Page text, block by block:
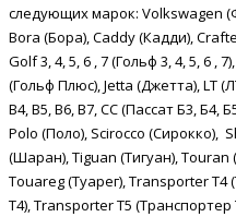
следующих марок: Volkswagen
Bora (Бора), Caddy (Кадди),
Golf 3, 4, 5, 6 , 7 (Гольф 3, 4, 5, 6 ,
(Гольф Плюс), Jetta (Джетта), LT
B4, B5, B6, B7, CC (Пассат Б3, Б4,
Polo (Поло), Scirocco (Сирокко),
(Шаран), Tiguan (Тигуан), Touran
Touareg (Туарег), Transporter T4
Т4), Transporter T5 (Транспортер